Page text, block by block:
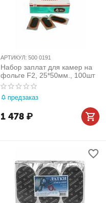
АРТИКУЛ: 500 0191
Набор заплат для камер на
фольге F2, 25*50мм., 100шт
предзаказ
1 478₽